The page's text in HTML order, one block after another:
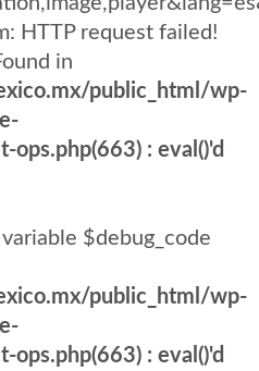
HTTP request failed!
in
public_html/wp-
: eval()'d
$debug_code
public_html/wp-
: eval()'d